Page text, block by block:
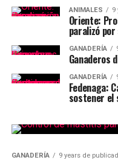
ANIMALES 9
Oriente:
paralizó
GANADERÍA
Ganaderos
GANADERÍA
Fedenaga:
sostener el
GANADERÍA 9 years de